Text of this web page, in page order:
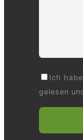
Ich
gelesen